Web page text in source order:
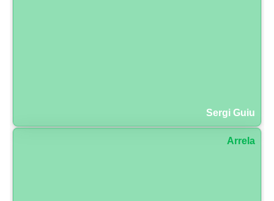
Sergi Guiu
Arrela